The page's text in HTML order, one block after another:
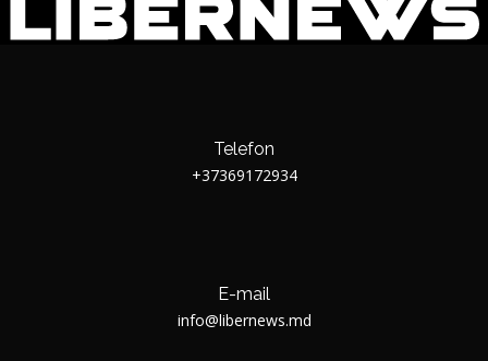
Telefon
+37369172934
E-mail
info@libernews.md